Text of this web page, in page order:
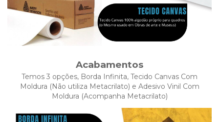
Acabamentos
Temos 3 opções, Borda Infinita, Tecido Canvas Com
Moldura (Não utiliza Metacrilato) e Adesivo Vinil Com
Moldura (Acompanha Metacrilato)